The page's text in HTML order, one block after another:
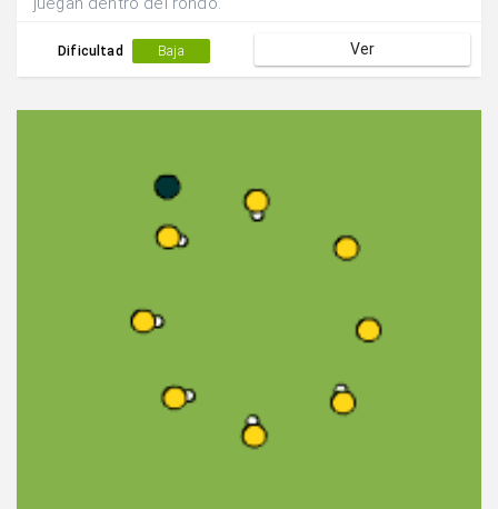
Dificultad Baja Ver